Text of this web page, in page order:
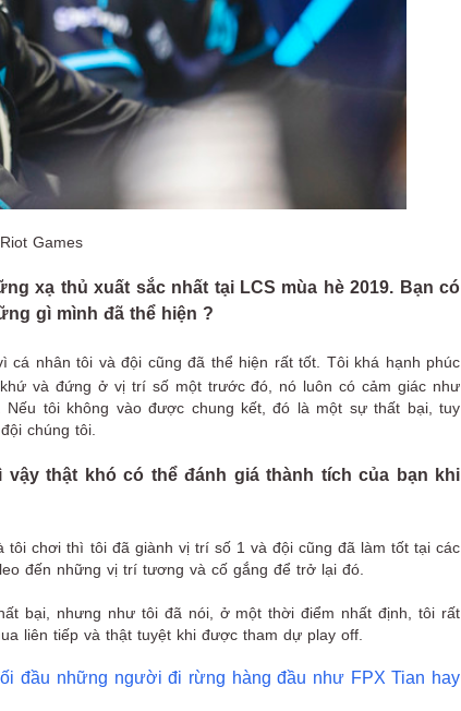
Games
xạ thủ xuất sắc nhất tại LCS mùa hè 2019. Bạn có
gì mình đã thể hiện ?
nhân tôi và đội cũng đã thể hiện rất tốt. Tôi khá hạnh phúc
và đứng ở vị trí số một trước đó, nó luôn có cảm giác như
tôi không vào được chung kết, đó là một sự thất bại, tuy
chúng tôi.
thật khó có thể đánh giá thành tích của bạn khi
tôi chơi thì tôi đã giành vị trí số 1 và đội cũng đã làm tốt tại các
đến những vị trí tương và cố gắng để trở lại đó.
bại, nhưng như tôi đã nói, ở một thời điểm nhất định, tôi rất
liên tiếp và thật tuyệt khi được tham dự play off.
đầu những người đi rừng hàng đầu như FPX Tian hay